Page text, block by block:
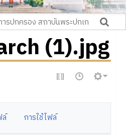
(1).jpg
ล์ การใช้ไฟล์